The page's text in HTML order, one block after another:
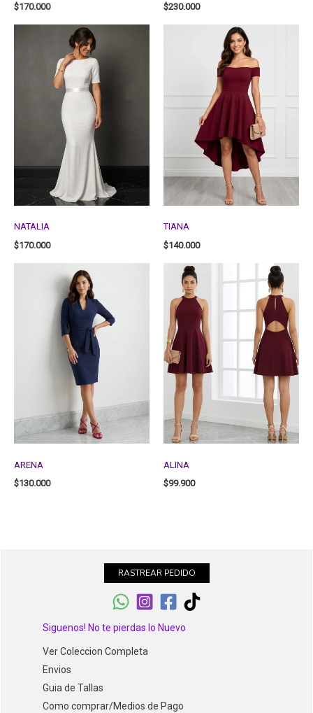
$170.000
$230.000
NATALIA
$170.000
TIANA
$140.000
ARENA
$130.000
ALINA
$99.900
RASTREAR PEDIDO
Siguenos! No te pierdas lo Nuevo
Ver Coleccion Completa
Envios
Guia de Tallas
Como comprar/Medios de Pago